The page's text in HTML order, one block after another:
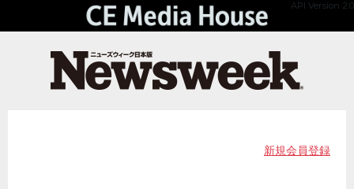
API Version 2.0
新規会員登録